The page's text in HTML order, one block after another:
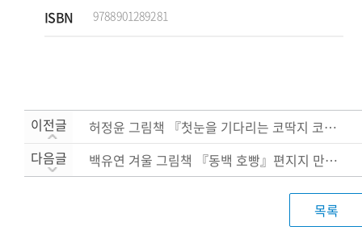
ISBN 9788901289281
이전글
허정윤 그림책 『첫눈을 기다리는 코딱지 코지』 액자 ....
다음글
백유연 겨울 그림책 『동백 호빵』편지지 만들기
목록